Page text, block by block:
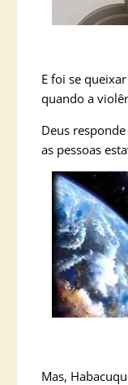
E foi se
quando a
Deus
as pessoas
Mas,